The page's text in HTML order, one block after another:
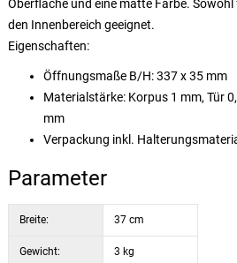
Oberfläche und eine matte Farbe.
den Innenbereich geeignet.
Eigenschaften:
Öffnungsmaße B/H: 337 x 35 mm
Materialstärke: Korpus 1 mm, Tür
mm
Verpackung inkl.
Parameter
Breite: 37 cm
Gewicht: 3 kg